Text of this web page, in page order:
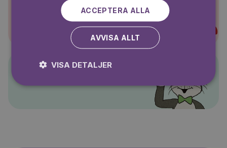
Super-Charlie
ACCEPTERA ALLA
AVVISA ALLT
VISA DETALJER